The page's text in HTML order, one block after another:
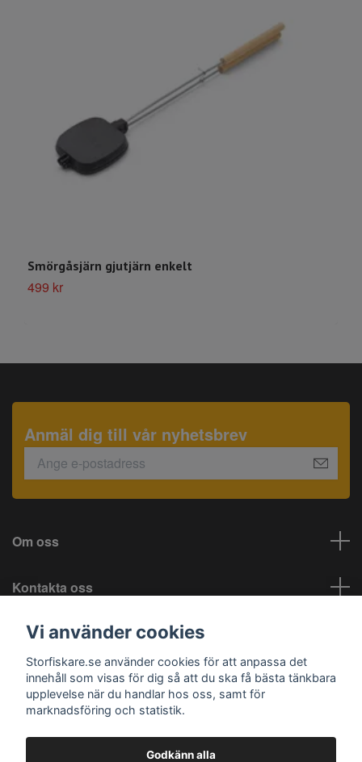
Smörgåsjärn gjutjärn enkelt
499 kr
Anmäl dig till vår nyhetsbrev
Om oss
Kontakta oss
Information
Sociala medier
Vi använder cookies
Storfiskare.se använder cookies för att anpassa det
innehåll som visas för dig så att du ska få bästa tänkbara
upplevelse när du handlar hos oss, samt för
marknadsföring och statistik.
Godkänn alla